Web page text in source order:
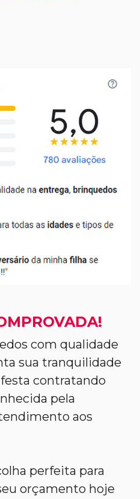
com qualidade
sua tranquilidade
contratando
pela
aos
perfeita para
orçamento hoje